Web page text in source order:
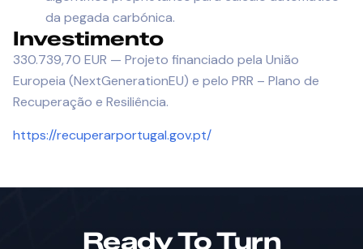
da pegada carbónica.
Investimento
330.739,70 EUR — Projeto financiado pela União
Europeia (NextGenerationEU) e pelo PRR – Plano de
Recuperação e Resiliência.
https://recuperarportugal.gov.pt/
Ready To Turn